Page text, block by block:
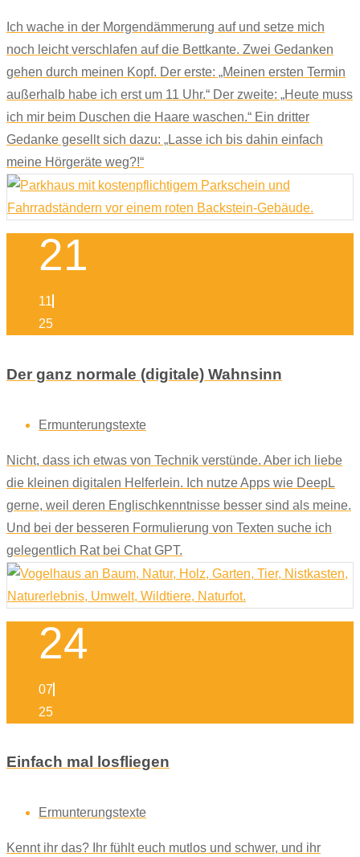
Ich wache in der Morgendämmerung auf und setze mich
noch leicht verschlafen auf die Bettkante. Zwei Gedanken
gehen durch meinen Kopf. Der erste: „Meinen ersten Termin
außerhalb habe ich erst um 11 Uhr.“ Der zweite: „Heute muss
ich mir beim Duschen die Haare waschen.“ Ein dritter
Gedanke gesellt sich dazu: „Lasse ich bis dahin einfach
meine Hörgeräte weg?!“
21
11
25
Der ganz normale (digitale) Wahnsinn
Ermunterungstexte
Nicht, dass ich etwas von Technik verstünde. Aber ich liebe
die kleinen digitalen Helferlein. Ich nutze Apps wie DeepL
gerne, weil deren Englischkenntnisse besser sind als meine.
Und bei der besseren Formulierung von Texten suche ich
gelegentlich Rat bei Chat GPT.
24
07
25
Einfach mal losfliegen
Ermunterungstexte
Kennt ihr das? Ihr fühlt euch mutlos und schwer, und ihr